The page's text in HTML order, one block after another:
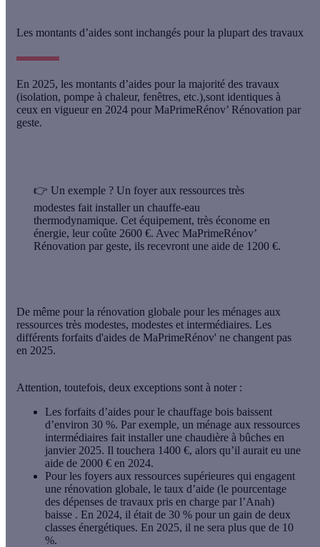
Les montants d’aides sont inchangés pour la plupart des travaux
En 2025, les montants d’aides pour la majorité des travaux
(isolation, pompe à chaleur, fenêtres, etc.),sont identiques à
ceux en vigueur en 2024 pour MaPrimeRénov’ Rénovation par
geste.
👉 Un exemple ? Un foyer aux ressources très
modestes fait installer un chauffe-eau
thermodynamique. Cet équipement, très économe en
énergie, leur coûte 2600 €. Avec MaPrimeRénov’
Rénovation par geste, ils recevront une aide de 1200 €.
De même pour la rénovation globale pour les ménages aux
ressources très modestes, modestes et intermédiaires. Les
différents forfaits d'aides de MaPrimeRénov' ne changent pas
en 2025.
Attention, toutefois, deux exceptions sont à noter :
Les forfaits d’aides pour le chauffage bois baissent
d’environ 30 %. Par exemple, un ménage aux ressources
intermédiaires fait installer une chaudière à bûches en
janvier 2025. Il touchera 1400 €, alors qu’il aurait eu une
aide de 2000 € en 2024.
Pour les foyers aux ressources supérieures qui engagent
une rénovation globale, le taux d’aide (le pourcentage
des dépenses de travaux pris en charge par l’Anah)
baisse . En 2024, il était de 30 % pour un gain de deux
classes énergétiques. En 2025, il ne sera plus que de 10
%.